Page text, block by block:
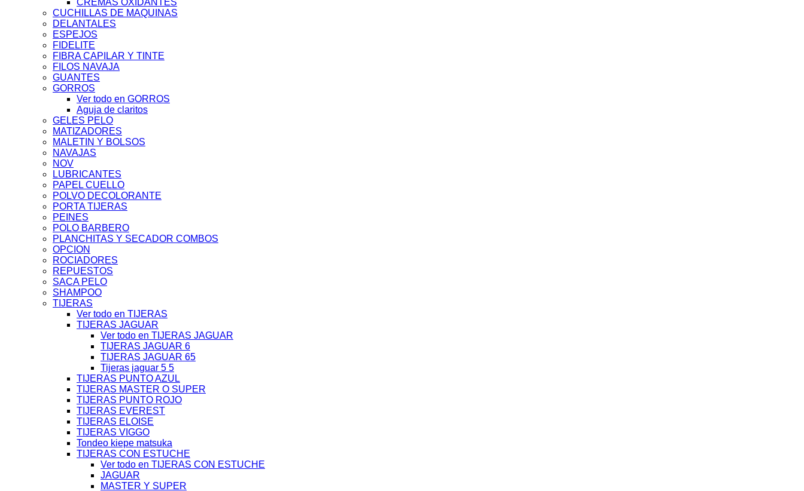
CREMAS OXIDANTES
CUCHILLAS DE MAQUINAS
DELANTALES
ESPEJOS
FIDELITE
FIBRA CAPILAR Y TINTE
FILOS NAVAJA
GUANTES
GORROS
Ver todo en GORROS
Aguja de claritos
GELES PELO
MATIZADORES
MALETIN Y BOLSOS
NAVAJAS
NOV
LUBRICANTES
PAPEL CUELLO
POLVO DECOLORANTE
PORTA TIJERAS
PEINES
POLO BARBERO
PLANCHITAS Y SECADOR COMBOS
OPCION
ROCIADORES
REPUESTOS
SACA PELO
SHAMPOO
TIJERAS
Ver todo en TIJERAS
TIJERAS JAGUAR
Ver todo en TIJERAS JAGUAR
TIJERAS JAGUAR 6
TIJERAS JAGUAR 65
Tijeras jaguar 5 5
TIJERAS PUNTO AZUL
TIJERAS MASTER O SUPER
TIJERAS PUNTO ROJO
TIJERAS EVEREST
TIJERAS ELOISE
TIJERAS VIGGO
Tondeo kiepe matsuka
TIJERAS CON ESTUCHE
Ver todo en TIJERAS CON ESTUCHE
JAGUAR
MASTER Y SUPER